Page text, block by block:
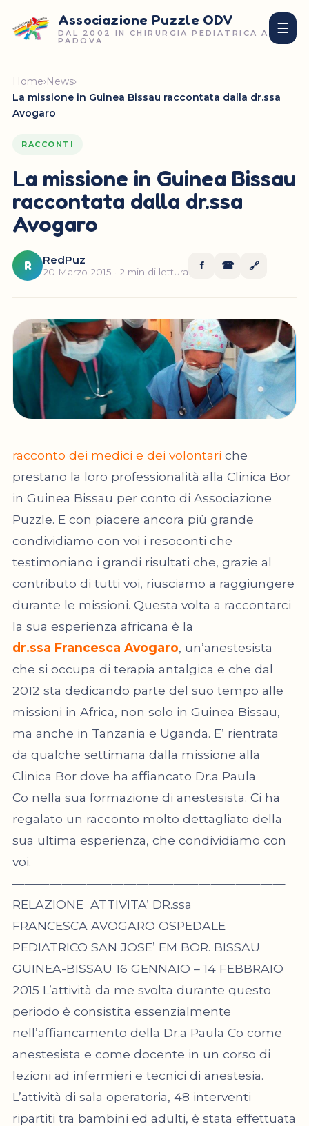
Associazione Puzzle ODV
DAL 2002 IN CHIRURGIA PEDIATRICA A
PADOVA
☰
Home›News›
La missione in Guinea Bissau raccontata dalla dr.ssa
Avogaro
RACCONTI
La missione in Guinea Bissau
raccontata dalla dr.ssa
Avogaro
R RedPuz
20 Marzo 2015 · 2 min di lettura f ☎ 🔗
racconto dei medici e dei volontari che
prestano la loro professionalità alla Clinica Bor
in Guinea Bissau per conto di Associazione
Puzzle. E con piacere ancora più grande
condividiamo con voi i resoconti che
testimoniano i grandi risultati che, grazie al
contributo di tutti voi, riusciamo a raggiungere
durante le missioni. Questa volta a raccontarci
la sua esperienza africana è la
dr.ssa Francesca Avogaro, un’anestesista
che si occupa di terapia antalgica e che dal
2012 sta dedicando parte del suo tempo alle
missioni in Africa, non solo in Guinea Bissau,
ma anche in Tanzania e Uganda. E’ rientrata
da qualche settimana dalla missione alla
Clinica Bor dove ha affiancato Dr.a Paula
Co nella sua formazione di anestesista. Ci ha
regalato un racconto molto dettagliato della
sua ultima esperienza, che condividiamo con
voi.
——————————————————————
RELAZIONE ATTIVITA’ DR.ssa
FRANCESCA AVOGARO OSPEDALE
PEDIATRICO SAN JOSE’ EM BOR. BISSAU
GUINEA-BISSAU 16 GENNAIO – 14 FEBBRAIO
2015 L’attività da me svolta durante questo
periodo è consistita essenzialmente
nell’affiancamento della Dr.a Paula Co come
anestesista e come docente in un corso di
lezioni ad infermieri e tecnici di anestesia.
L’attività di sala operatoria, 48 interventi
ripartiti tra bambini ed adulti, è stata effettuata